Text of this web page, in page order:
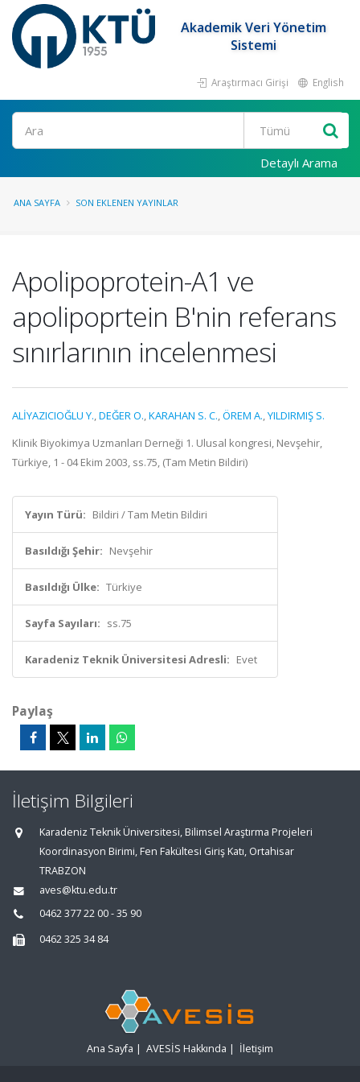
Akademik Veri Yönetim
Sistemi
Araştırmacı Girişi English
Ara
Detaylı Arama
ANA SAYFA SON EKLENEN YAYINLAR
Apolipoprotein-A1 ve
apolipoprtein B'nin referans
sınırlarının incelenmesi
ALİYAZICIOĞLU Y.,DEĞER O.,KARAHAN S. C.,ÖREM A.,YILDIRMIŞ S.
Klinik Biyokimya Uzmanları Derneği 1. Ulusal kongresi, Nevşehir,
Türkiye, 1 - 04 Ekim 2003, ss.75, (Tam Metin Bildiri)
Yayın Türü: Bildiri / Tam Metin Bildiri
Basıldığı Şehir: Nevşehir
Basıldığı Ülke: Türkiye
Sayfa Sayıları: ss.75
Karadeniz Teknik Üniversitesi Adresli: Evet
Paylaş
İletişim Bilgileri
Karadeniz Teknik Üniversitesi, Bilimsel Araştırma Projeleri
Koordinasyon Birimi, Fen Fakültesi Giriş Katı, Ortahisar
TRABZON
aves@ktu.edu.tr
0462 377 22 00 - 35 90
0462 325 34 84
Ana Sayfa | AVESİS Hakkında | İletişim